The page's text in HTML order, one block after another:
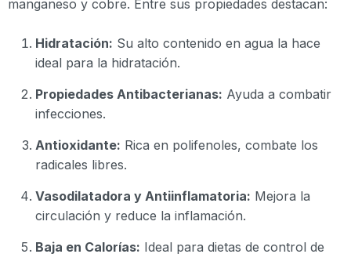
manganeso y cobre. Entre sus propiedades destacan:
Hidratación: Su alto contenido en agua la hace
ideal para la hidratación.
Propiedades Antibacterianas: Ayuda a combatir
infecciones.
Antioxidante: Rica en polifenoles, combate los
radicales libres.
Vasodilatadora y Antiinflamatoria: Mejora la
circulación y reduce la inflamación.
Baja en Calorías: Ideal para dietas de control de